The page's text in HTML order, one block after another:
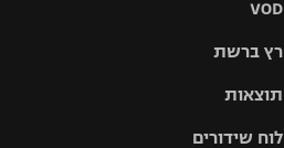
VOD
רץ ברשת
תוצאות
לוח שידורים